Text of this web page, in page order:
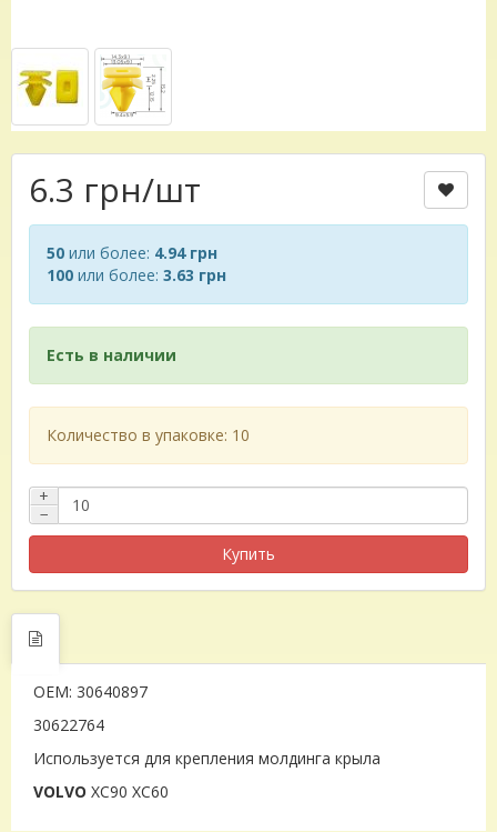
6.3 грн/шт
50 или более: 4.94 грн
100 или более: 3.63 грн
Есть в наличии
Количество в упаковке: 10
+
−
Купить
OEM: 30640897
30622764
Используется для крепления молдинга крыла
VOLVO XC90 XC60